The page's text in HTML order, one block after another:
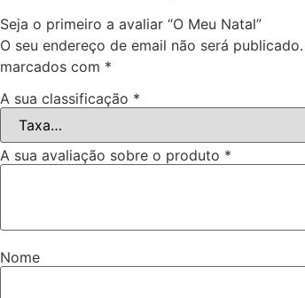
Seja o primeiro a avaliar “O Meu Natal”
O seu endereço de email não será publicado.
marcados com *
A sua classificação *
A sua avaliação sobre o produto *
Nome